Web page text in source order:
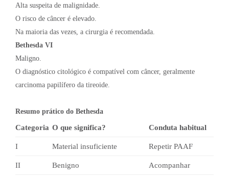
Alta suspeita de malignidade.
O risco de câncer é elevado.
Na maioria das vezes, a cirurgia é recomendada.
Bethesda VI
Maligno.
O diagnóstico citológico é compatível com câncer, geralmente
carcinoma papilífero da tireoide.
Resumo prático do Bethesda
Categoria O que significa? Conduta habitual
I Material insuficiente Repetir PAAF
II Benigno Acompanhar